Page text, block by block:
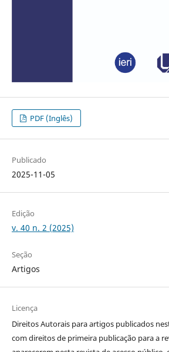
PDF (Inglês)
Publicado
2025-11-05
Edição
v. 40 n. 2 (2025)
Seção
Artigos
Licença
Direitos Autorais para artigos publicados
com direitos de primeira publicação para a